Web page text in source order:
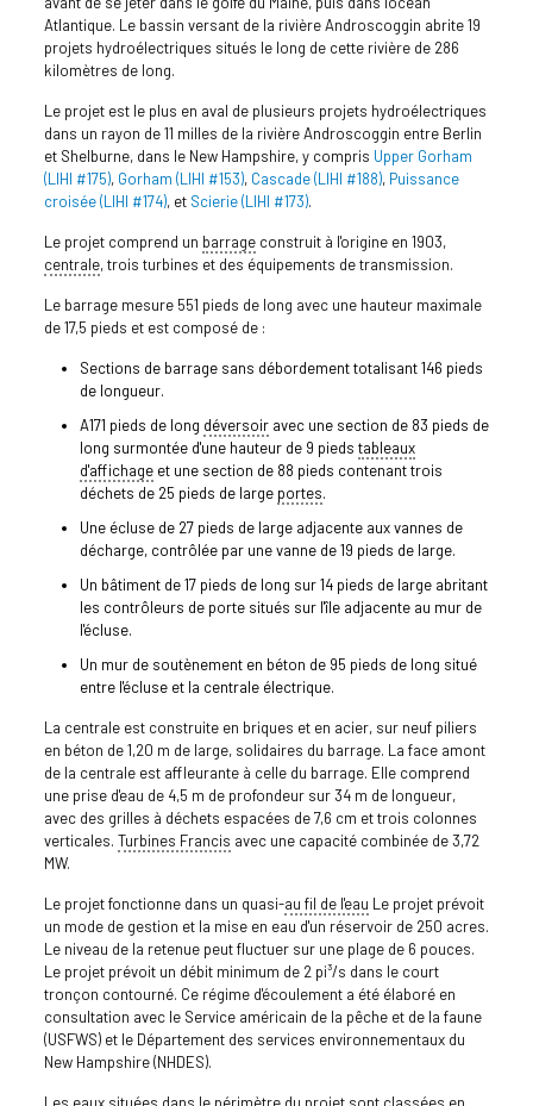
Atlantique. Le bassin versant de la rivière Androscoggin abrite 19
projets hydroélectriques situés le long de cette rivière de 286
kilomètres de long.
Le projet est le plus en aval de plusieurs projets hydroélectriques
dans un rayon de 11 milles de la rivière Androscoggin entre Berlin
et Shelburne, dans le New Hampshire, y compris Upper Gorham
(LIHI #175), Gorham (LIHI #153), Cascade (LIHI #188), Puissance
croisée (LIHI #174), et Scierie (LIHI #173).
Le projet comprend un barrageconstruit à l'origine en 1903,
centrale, trois turbines et des équipements de transmission.
Le barrage mesure 551 pieds de long avec une hauteur maximale
de 17,5 pieds et est composé de :
Sections de barrage sans débordement totalisant 146 pieds
de longueur.
A171 pieds de long déversoiravec une section de 83 pieds de
long surmontée d'une hauteur de 9 pieds tableaux
d'affichageet une section de 88 pieds contenant trois
déchets de 25 pieds de large portes.
Une écluse de 27 pieds de large adjacente aux vannes de
décharge, contrôlée par une vanne de 19 pieds de large.
Un bâtiment de 17 pieds de long sur 14 pieds de large abritant
les contrôleurs de porte situés sur l'île adjacente au mur de
l'écluse.
Un mur de soutènement en béton de 95 pieds de long situé
entre l'écluse et la centrale électrique.
La centrale est construite en briques et en acier, sur neuf piliers
en béton de 1,20 m de large, solidaires du barrage. La face amont
de la centrale est affleurante à celle du barrage. Elle comprend
une prise d'eau de 4,5 m de profondeur sur 34 m de longueur,
avec des grilles à déchets espacées de 7,6 cm et trois colonnes
verticales. Turbines Francis avec une capacité combinée de 3,72
MW.
Le projet fonctionne dans un quasi-au fil de l'eau Le projet prévoit
un mode de gestion et la mise en eau d'un réservoir de 250 acres.
Le niveau de la retenue peut fluctuer sur une plage de 6 pouces.
Le projet prévoit un débit minimum de 2 pi³/s dans le court
tronçon contourné. Ce régime d'écoulement a été élaboré en
consultation avec le Service américain de la pêche et de la faune
(USFWS) et le Département des services environnementaux du
New Hampshire (NHDES).